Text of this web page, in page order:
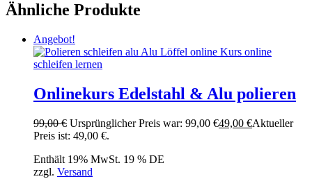
Ähnliche Produkte
Angebot!
Onlinekurs Edelstahl & Alu polieren
99,00€ Ursprünglicher Preis war: 99,00 €49,00 €Aktueller
Preis ist: 49,00 €.
Enthält 19% MwSt. 19 % DE
zzgl. Versand